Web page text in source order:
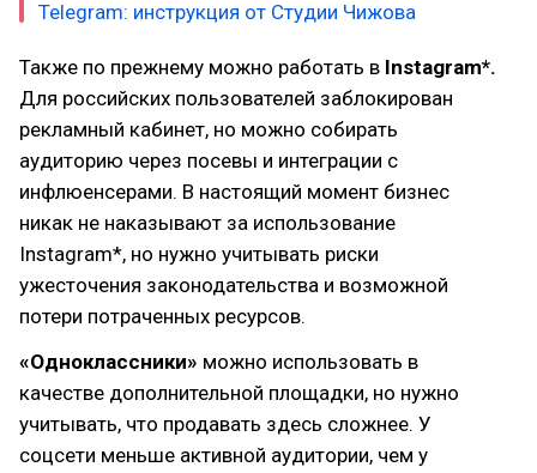
Telegram: инструкция от Студии Чижова
Также по прежнему можно работать в Instagram*.
Для российских пользователей заблокирован
рекламный кабинет, но можно собирать
аудиторию через посевы и интеграции с
инфлюенсерами. В настоящий момент бизнес
никак не наказывают за использование
Instagram*, но нужно учитывать риски
ужесточения законодательства и возможной
потери потраченных ресурсов.
«Одноклассники» можно использовать в
качестве дополнительной площадки, но нужно
учитывать, что продавать здесь сложнее. У
соцсети меньше активной аудитории, чем у